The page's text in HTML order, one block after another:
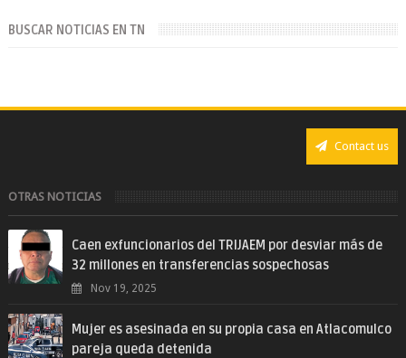
BUSCAR NOTICIAS EN TN
Contact us
OTRAS NOTICIAS
Caen exfuncionarios del TRIJAEM por desviar más de
32 millones en transferencias sospechosas
Nov 19, 2025
Mujer es asesinada en su propia casa en Atlacomulco
pareja queda detenida